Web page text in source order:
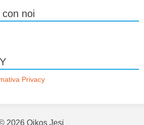
noi
Privacy
2026 Oikos Jesi